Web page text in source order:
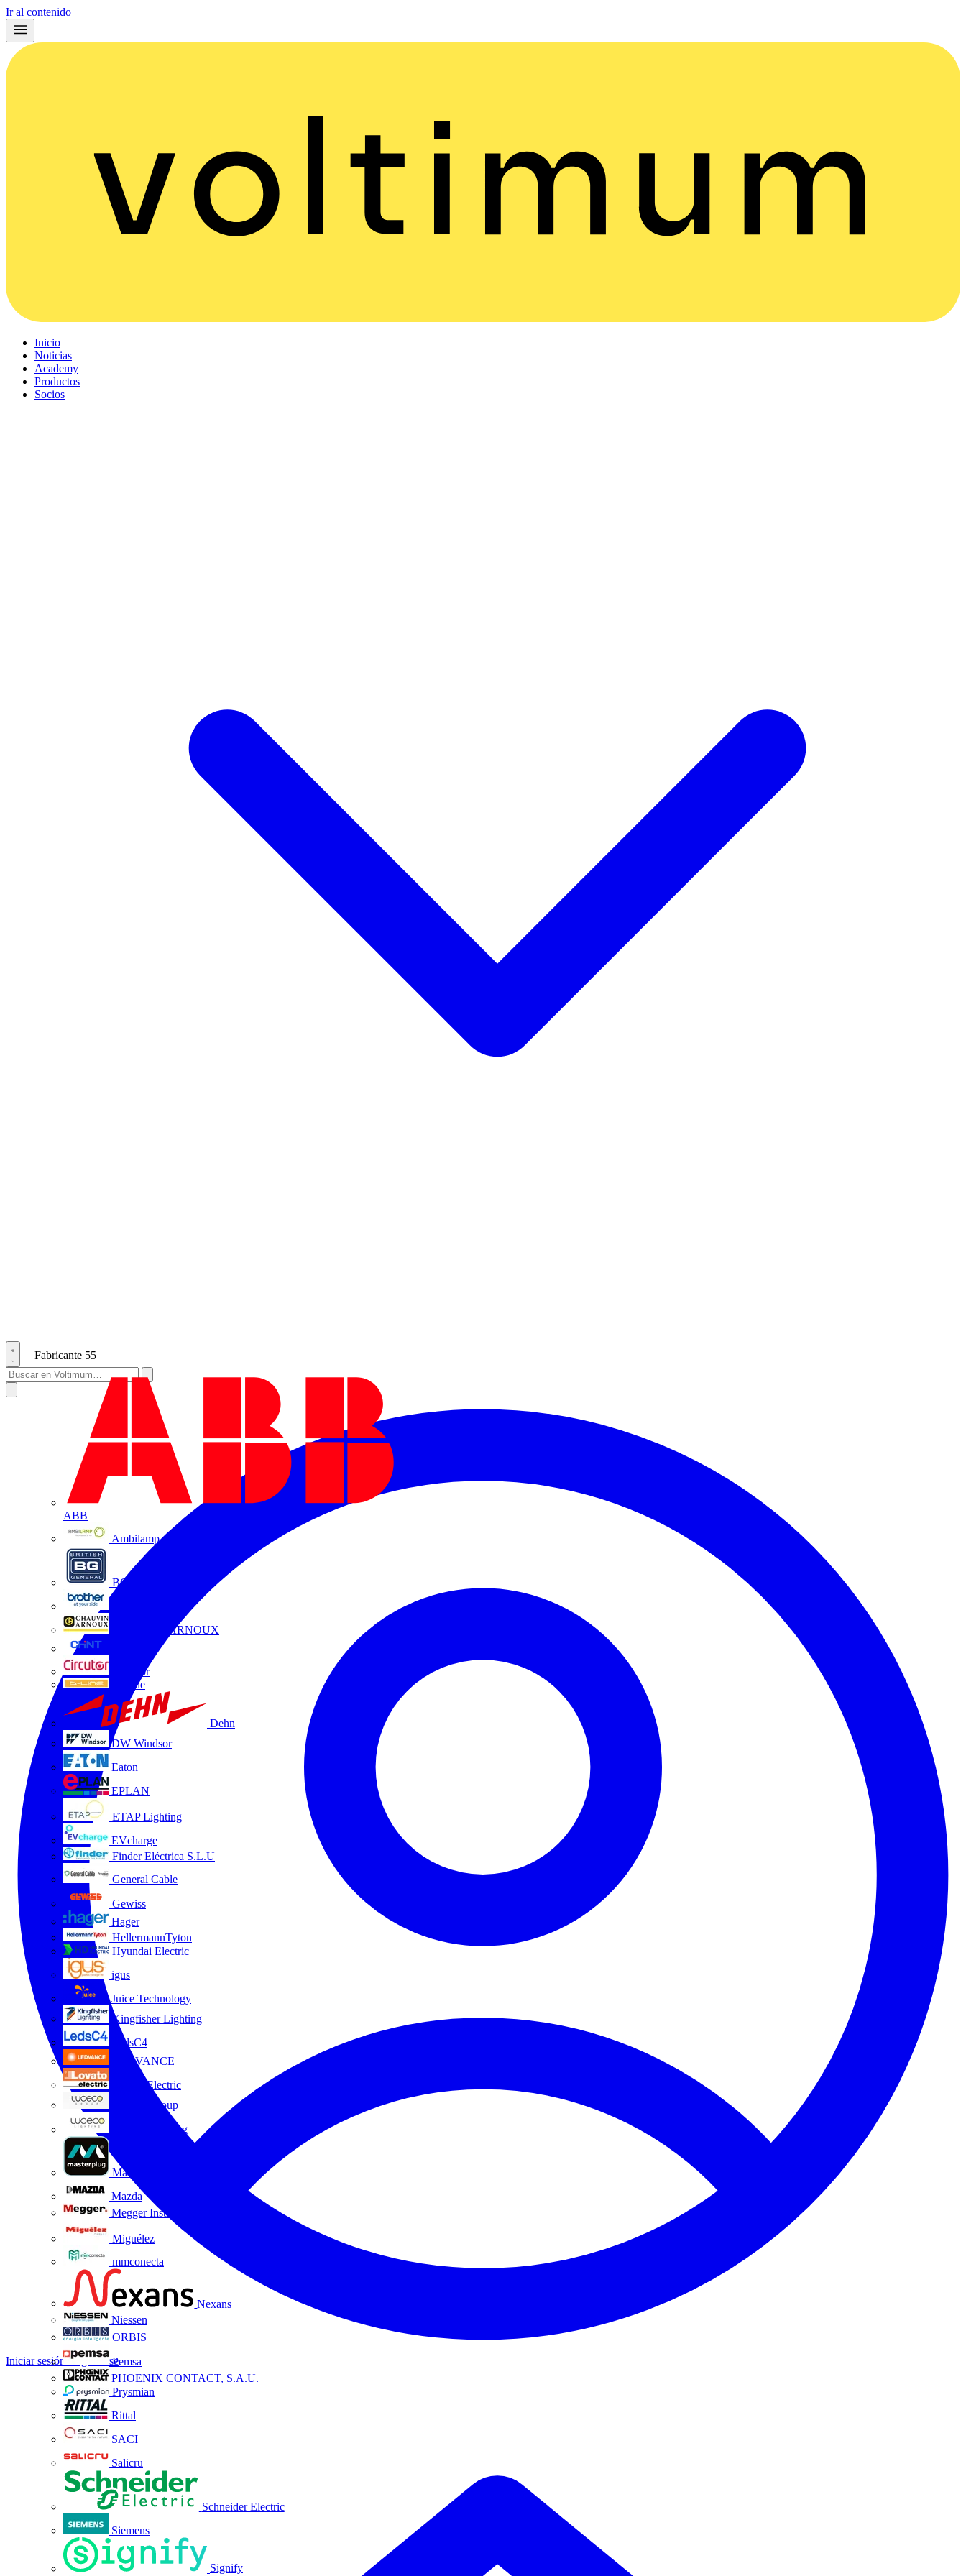
Ir al contenido
Inicio
Noticias
Academy
Productos
Socios
Fabricante 55
ABB
Ambilamp
BG Electrical
CHAUVIN ARNOUX
Circutor
D-Line
Dehn
DW Windsor
Eaton
EPLAN
ETAP Lighting
EVcharge
Finder Eléctrica S.L.U
General Cable
Gewiss
Hager
HellermannTyton
Hyundai Electric
igus
Juice Technology
Kingfisher Lighting
LedsC4
LEDVANCE
Lovato Electric
Luceco Group
Luceco Lighting
Masterplug
Mazda
Megger Instruments S.L.
Miguélez
mmconecta
Nexans
Niessen
ORBIS
Pemsa
PHOENIX CONTACT, S.A.U.
Prysmian
Rittal
SACI
Salicru
Schneider Electric
Siemens
Signify
Iniciar sesiónRegistrarse